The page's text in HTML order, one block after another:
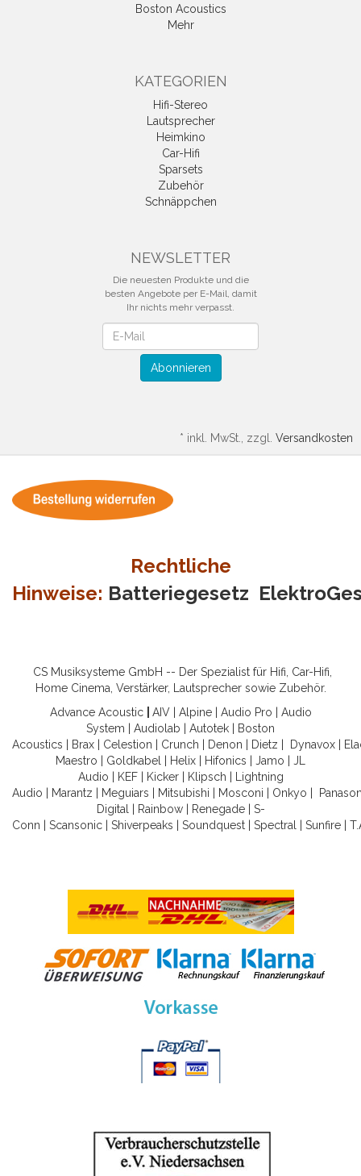
Boston Acoustics
Mehr
KATEGORIEN
Hifi-Stereo
Lautsprecher
Heimkino
Car-Hifi
Sparsets
Zubehör
Schnäppchen
NEWSLETTER
Die neuesten Produkte und die
besten Angebote per E-Mail, damit
Ihr nichts mehr verpasst.
Abonnieren
* inkl. MwSt., zzgl. Versandkosten
Rechtliche
Hinweise: Batteriegesetz
CS Musiksysteme GmbH -- Der Spezialist für Hifi, Car-Hifi,
Home Cinema, Verstärker, Lautsprecher sowie Zubehör.
Advance Acoustic
AIV| Alpine| Audio Pro
Audio
System
Audiolab Autotek
Boston
Acoustics
Brax Celestion Crunch Denon Dietz Dynavox
Maestro
Goldkabel Helix Hifonics Jamo
JL
Audio
KEF| Kicker| Klipsch
Lightning
Audio
Marantz Meguiars Mitsubishi Mosconi Onkyo
Digital
Rainbow| Renegade| S-
Conn
Scansonic Shiverpeaks Soundquest Spectral Sunfire